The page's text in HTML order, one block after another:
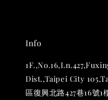
Info
Dist.,Taipei City
區復興北路427巷16號